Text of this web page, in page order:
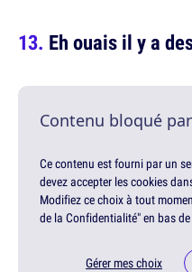
Eh ouais il y a
Contenu bloqué
Ce contenu est fourni par un
devez accepter les cookies
Modifiez ce choix à tout
de la Confidentialité" en bas
Gérer mes choix